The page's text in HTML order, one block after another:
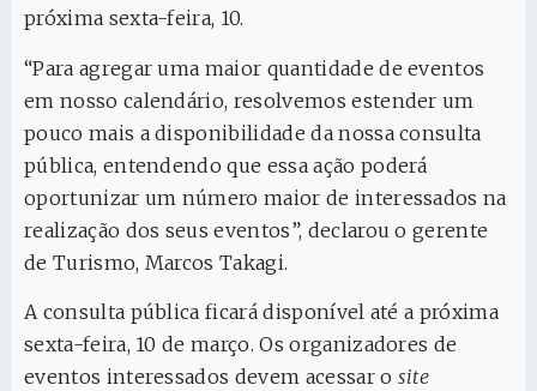
próxima sexta-feira, 10.
“Para agregar uma maior quantidade de eventos
em nosso calendário, resolvemos estender um
pouco mais a disponibilidade da nossa consulta
pública, entendendo que essa ação poderá
oportunizar um número maior de interessados na
realização dos seus eventos”, declarou o gerente
de Turismo, Marcos Takagi.
A consulta pública ficará disponível até a próxima
sexta-feira, 10 de março. Os organizadores de
eventos interessados devem acessar o site